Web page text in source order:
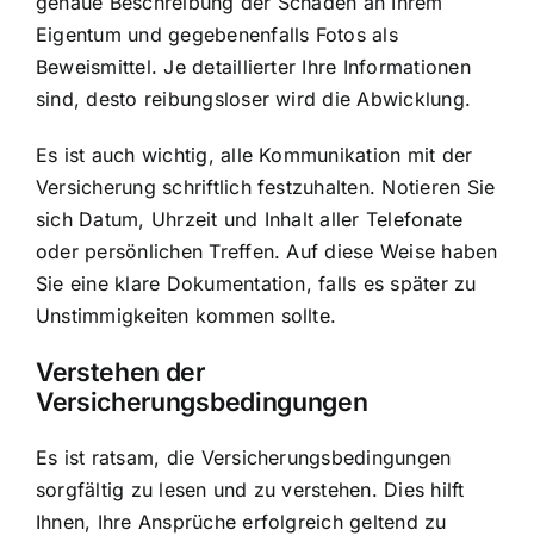
Eigentum und gegebenenfalls Fotos als
Beweismittel. Je detaillierter Ihre Informationen
sind, desto reibungsloser wird die Abwicklung.
Es ist auch wichtig, alle Kommunikation mit der
Versicherung schriftlich festzuhalten. Notieren Sie
sich Datum, Uhrzeit und Inhalt aller Telefonate
oder persönlichen Treffen. Auf diese Weise haben
Sie eine klare Dokumentation, falls es später zu
Unstimmigkeiten kommen sollte.
Verstehen der
Versicherungsbedingungen
Es ist ratsam, die Versicherungsbedingungen
sorgfältig zu lesen und zu verstehen. Dies hilft
Ihnen, Ihre Ansprüche erfolgreich geltend zu